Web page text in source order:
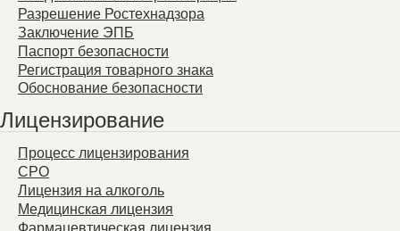
Разрешение Ростехнадзора
Заключение ЭПБ
Паспорт безопасности
Регистрация товарного знака
Обоснование безопасности
Лицензирование
Процесс лицензирования
СРО
Лицензия на алкоголь
Медицинская лицензия
Фармацевтическая лицензия